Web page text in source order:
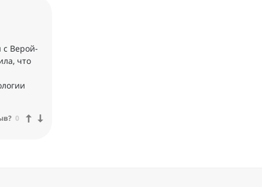
с Верой-
что
0